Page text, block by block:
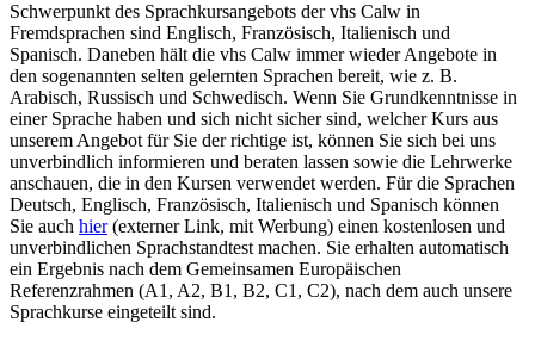
Schwerpunkt des Sprachkursangebots der vhs Calw in
Fremdsprachen sind Englisch, Französisch, Italienisch und
Spanisch. Daneben hält die vhs Calw immer wieder Angebote in
den sogenannten selten gelernten Sprachen bereit, wie z. B.
Arabisch, Russisch und Schwedisch. Wenn Sie Grundkenntnisse in
einer Sprache haben und sich nicht sicher sind, welcher Kurs aus
unserem Angebot für Sie der richtige ist, können Sie sich bei uns
unverbindlich infor­mieren und beraten lassen sowie die Lehrwerke
anschauen, die in den Kursen verwendet werden. Für die Sprachen
Deutsch, Englisch, Französisch, Italienisch und Spanisch können
Sie auch hier(externer Link, mit Werbung) einen kostenlosen und
unverbindlichen Sprachstandtest machen. Sie erhalten automatisch
ein Ergebnis nach dem Gemeinsamen Europäischen
Referenzrahmen (A1, A2, B1, B2, C1, C2), nach dem auch unsere
Sprachkurse eingeteilt sind.